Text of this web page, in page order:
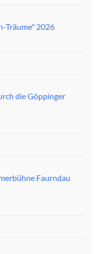
Träume" 2026
die Göppinger
Faurndau